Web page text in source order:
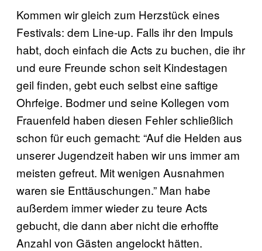
Kommen wir gleich zum Herzstück eines
Festivals: dem Line-up. Falls ihr den Impuls
habt, doch einfach die Acts zu buchen, die ihr
und eure Freunde schon seit Kindestagen
geil finden, gebt euch selbst eine saftige
Ohrfeige. Bodmer und seine Kollegen vom
Frauenfeld haben diesen Fehler schließlich
schon für euch gemacht: “Auf die Helden aus
unserer Jugendzeit haben wir uns immer am
meisten gefreut. Mit wenigen Ausnahmen
waren sie Enttäuschungen.” Man habe
außerdem immer wieder zu teure Acts
gebucht, die dann aber nicht die erhoffte
Anzahl von Gästen angelockt hätten.